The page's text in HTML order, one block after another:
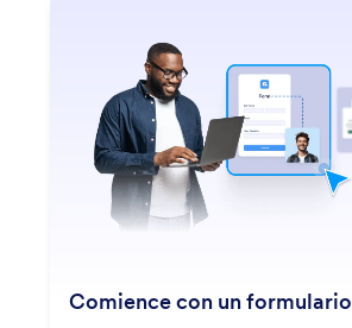
Comience con un formulario